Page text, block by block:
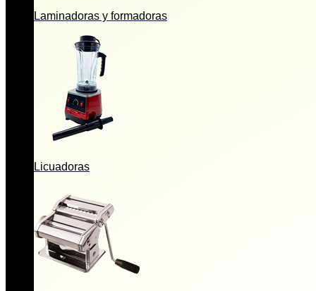
Laminadoras y formadoras
Licuadoras